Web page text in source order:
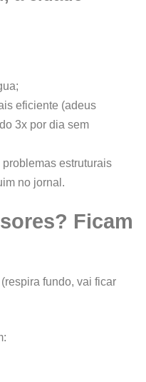
eficiente (adeus
3x por dia sem
estruturais
no jornal.
Ficam
fundo, vai ficar